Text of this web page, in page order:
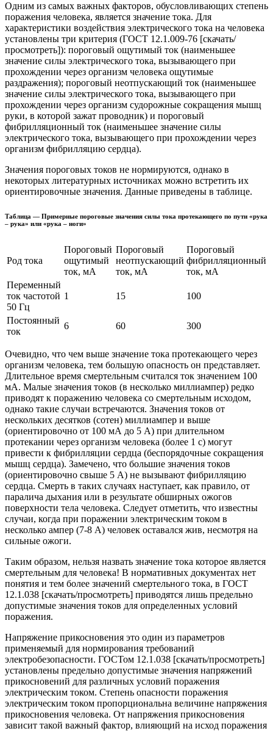
Одним из самых важных факторов, обусловливающих степень
поражения человека, является значение тока. Для
характеристики воздействия электрического тока на человека
установлены три критерия (ГОСТ 12.1.009-76 [скачать/
просмотреть]): пороговый ощутимый ток (наименьшее
значение силы электрического тока, вызывающего при
прохождении через организм человека ощутимые
раздражения); пороговый неотпускающий ток (наименьшее
значение силы электрического тока, вызывающего при
прохождении через организм судорожные сокращения мышц
руки, в которой зажат проводник) и пороговый
фибрилляционный ток (наименьшее значение силы
электрического тока, вызывающего при прохождении через
организм фибрилляцию сердца).
Значения пороговых токов не нормируются, однако в
некоторых литературных источниках можно встретить их
ориентировочные значения. Данные приведены в таблице.
Таблица — Примерные пороговые значения силы тока протекающего по пути «рука
– рука» или «рука – ноги»
Род тока
Пороговый
ощутимый
ток, мА
Пороговый
неотпускающий
ток, мА
Пороговый
фибрилляционный
ток, мА
Переменный
ток частотой
50 Гц
1 15 100
Постоянный
ток
6 60 300
Очевидно, что чем выше значение тока протекающего через
организм человека, тем большую опасность он представляет.
Длительное время смертельным считался ток значением 100
мА. Малые значения токов (в несколько миллиампер) редко
приводят к поражению человека со смертельным исходом,
однако такие случаи встречаются. Значения токов от
нескольких десятков (сотен) миллиампер и выше
(ориентировочно от 100 мА до 5 А) при длительном
протекании через организм человека (более 1 с) могут
привести к фибрилляции сердца (беспорядочные сокращения
мышц сердца). Замечено, что большие значения токов
(ориентировочно свыше 5 А) не вызывают фибрилляцию
сердца. Смерть в таких случаях наступает, как правило, от
паралича дыхания или в результате обширных ожогов
поверхности тела человека. Следует отметить, что известны
случаи, когда при поражении электрическим током в
несколько ампер (7-8 А) человек оставался жив, несмотря на
сильные ожоги.
Таким образом, нельзя назвать значение тока которое является
смертельным для человека! В нормативных документах нет
понятия и тем более значений смертельного тока, в ГОСТ
12.1.038 [скачать/просмотреть] приводятся лишь предельно
допустимые значения токов для определенных условий
поражения.
Напряжение прикосновения это один из параметров
применяемый для нормирования требований
электробезопасности. ГОСТом 12.1.038 [скачать/просмотреть]
установлены предельно допустимые значения напряжений
прикосновений для различных условий поражения
электрическим током. Степень опасности поражения
электрическим током пропорциональна величине напряжения
прикосновения человека. От напряжения прикосновения
зависит такой важный фактор, влияющий на исход поражения